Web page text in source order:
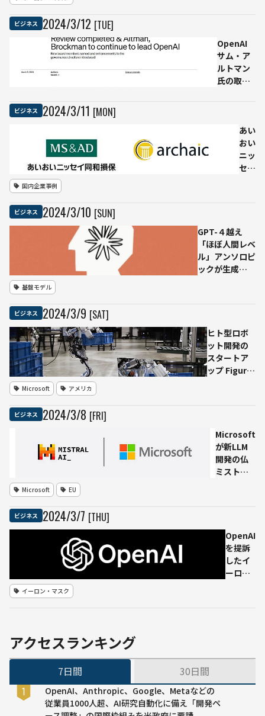
きる
機能
を新
設
れば？」
ビジネス 2024/3/12 [TUE]
OpenAI
サム・ア
ルトマン
氏の取締
取締役追
ビジネス 2024/3/11 [MON]
あい
おい
ニッ
セ
成AI
専用
保
険」
漏洩
の損
害な
ど補
国内企業事例
ビジネス 2024/3/10 [SUN]
GPT-４越え
「ほぼ人間レベ
ル」アンソロピ
ックが生成
基盤モデル
ビジネス 2024/3/9 [SAT]
ヒト型ロボ
ット開発の
スタートア
ップ Figure
企業から6億
7500万ドル
の資金調達
Microsoft アメリカ
ビジネス 2024/3/8 [FRI]
Microsoft
が新LLM
開発の仏
ミストラ
市場独占
の懸念か
らEUより
調査要求
が上がる
Microsoft EU
ビジネス 2024/3/7 [THU]
OpenAI
を提訴
したイ
ーロン
べて却
る」
イーロン・マスク
アクセスランキング
7日間 30日間
OpenAI、Anthropic、Google、Metaなどの
従業員1000人超、AI研究自動化に備え「開発ペ